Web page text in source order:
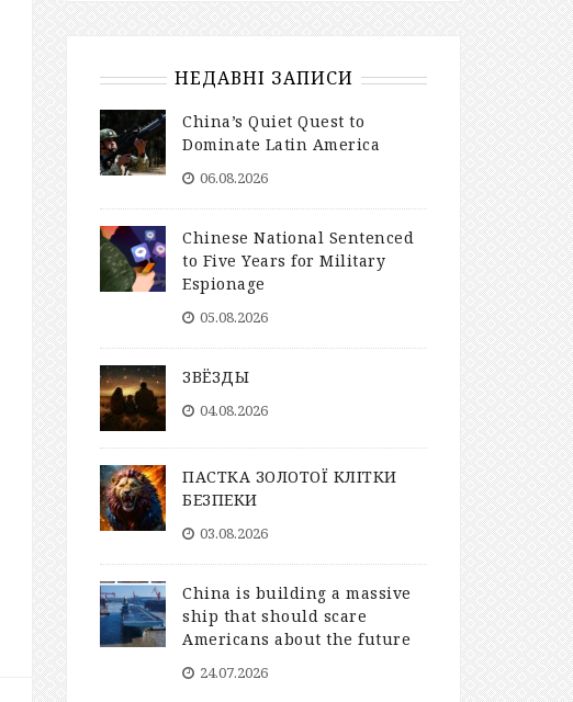
НЕДАВНІ ЗАПИСИ
China’s Quiet Quest to
Dominate Latin America
06.08.2026
Chinese National Sentenced
to Five Years for Military
Espionage
05.08.2026
ЗВЁЗДЫ
04.08.2026
ПАСТКА ЗОЛОТОЇ КЛІТКИ
БЕЗПЕКИ
03.08.2026
China is building a massive
ship that should scare
Americans about the future
24.07.2026